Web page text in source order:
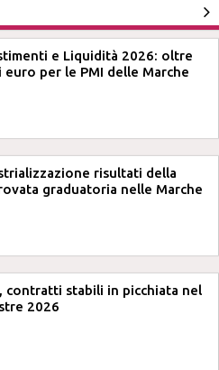
e Liquidità 2026: oltre
euro per le PMI delle Marche
risultati della
graduatoria nelle Marche
contratti stabili in picchiata nel
2026